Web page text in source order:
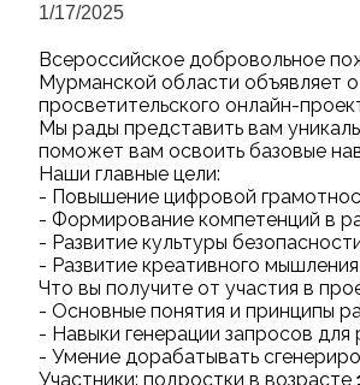
1/17/2025
Всероссийское добровольное
Мурманской области объявляет
просветительского онлайн-
Мы рады представить вам
поможет вам освоить базовые
Наши главные цели:
- Повышение цифровой
- Формирование компетенций в
- Развитие культуры
- Развитие креативного
Что вы получите от участия в
- Основные понятия и принципы
- Навыки генерации запросов
- Умение дорабатывать
Участники: подростки в возрасте